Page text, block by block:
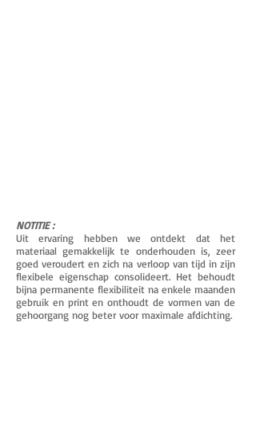
NOTITIE :
Uit ervaring hebben we ontdekt dat het
materiaal gemakkelijk te onderhouden is, zeer
goed veroudert en zich na verloop van tijd in zijn
flexibele eigenschap consolideert. Het behoudt
bijna permanente flexibiliteit na enkele maanden
gebruik en print en onthoudt de vormen van de
gehoorgang nog beter voor maximale afdichting.